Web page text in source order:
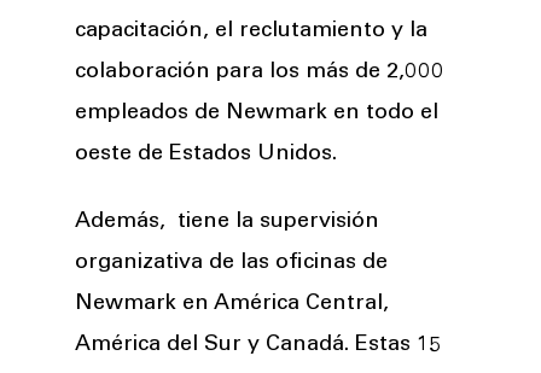
capacitación, el reclutamiento y la
colaboración para los más de 2,000
empleados de Newmark en todo el
oeste de Estados Unidos.
Además, tiene la supervisión
organizativa de las oficinas de
Newmark en América Central,
América del Sur y Canadá. Estas 15